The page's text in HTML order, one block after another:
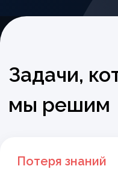
Потеря знаний